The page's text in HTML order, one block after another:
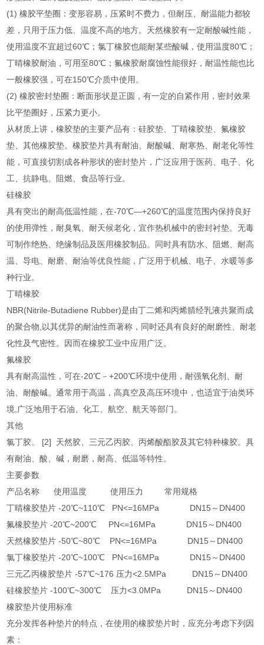
(1) 橡胶平垫圈：变形容易，压紧时不费力，但耐压、耐温能力都较
差，只用于压力低、温度不高的地方。天然橡胶有一定耐酸碱性能，
使用温度不宜超过60℃；氯丁橡胶也能耐某些酸碱，使用温度80℃；
丁晴橡胶耐油，可用至80℃；氟橡胶耐腐蚀性能很好，耐温性能也比
一般橡胶强，可在150℃介质中使用。
(2) 橡胶密封垫圈：断面形状是正圆，有一定的自紧作用，密封效果
比平垫圈好，压紧力更小。
从材质上讲，橡胶垫的主要产品有：硅胶垫、丁晴橡胶垫、氟橡胶
垫、其他橡胶垫。橡胶垫片具有耐油、耐酸碱、耐寒热、耐老化等性
能，可直接切割成各种形状的密封垫片，广泛应用于医药、电子、化
工、抗静电、阻燃、食品等行业。
硅橡胶
具有突出的耐高低温性能，在-70℃—+260℃的温度范围内保持良好
的使用弹性，耐臭氧、耐天候老化，宜作热机械中的密封衬垫。无毒
可制作绝热、绝缘制品及医用橡胶制品。同时具有防水、阻燃、耐高
温、导电、耐磨、耐油等优良性能，广泛用于机械、电子、水暖等多
种行业。
丁晴橡胶
NBR(Nitrile-Butadiene Rubber)是由丁二烯和丙烯腈经乳液共聚而成
的聚合物,以其优异的耐油性而著称，同时还具有良好的耐磨性、耐老
化性及气密性。因而在橡胶工业中应用广泛。
氟橡胶
具有耐高温性，可在-20℃－+200℃环境中使用，耐强氧化剂、耐
油、耐酸碱。通常用于高温，高真空及高压环境中，也适宜于油类环
境,广泛地用于石油、化工、航空、航天等部门。
其他
氯丁胶、 [2] 天然胶、三元乙丙胶、丙烯酸酯胶及其它特种橡胶。具
有耐油、酸、碱，耐磨，耐高、低温等特性。
主要参数
产品名称 使用温度 使用压力 常用规格
丁晴橡胶垫片 -20℃~110℃ PN<=16MPa DN15～DN400
氟橡胶垫片 -20℃~200℃ PN<=16MPa DN15～DN400
天然橡胶垫片 -50℃~80℃ PN<=16MPa DN15～DN400
氯丁橡胶垫片 -20℃~100℃ PN<=16MPa DN15～DN400
三元乙丙橡胶垫片 -57℃~176 压力<2.5MPa DN15～DN400
硅橡胶垫片 -100℃~300℃ 压力<3.0MPa DN15～DN400
橡胶垫片使用标准
充分发挥各种垫片的特点，在使用的橡胶垫片时，应充分考虑下列因
素：